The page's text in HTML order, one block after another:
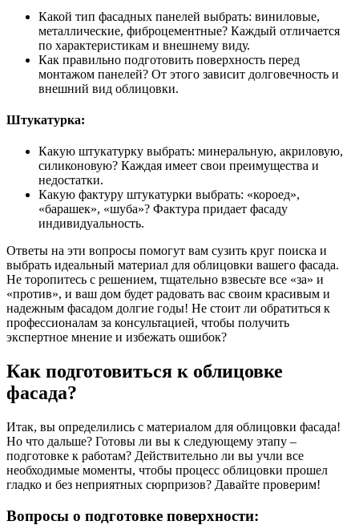
Какой тип фасадных панелей выбрать: виниловые,
металлические, фиброцементные? Каждый отличается
по характеристикам и внешнему виду.
Как правильно подготовить поверхность перед
монтажом панелей? От этого зависит долговечность и
внешний вид облицовки.
Штукатурка:
Какую штукатурку выбрать: минеральную, акриловую,
силиконовую? Каждая имеет свои преимущества и
недостатки.
Какую фактуру штукатурки выбрать: «короед»,
«барашек», «шуба»? Фактура придает фасаду
индивидуальность.
Ответы на эти вопросы помогут вам сузить круг поиска и
выбрать идеальный материал для облицовки вашего фасада.
Не торопитесь с решением, тщательно взвесьте все «за» и
«против», и ваш дом будет радовать вас своим красивым и
надежным фасадом долгие годы! Не стоит ли обратиться к
профессионалам за консультацией, чтобы получить
экспертное мнение и избежать ошибок?
Как подготовиться к облицовке
фасада?
Итак, вы определились с материалом для облицовки фасада!
Но что дальше? Готовы ли вы к следующему этапу –
подготовке к работам? Действительно ли вы учли все
необходимые моменты, чтобы процесс облицовки прошел
гладко и без неприятных сюрпризов? Давайте проверим!
Вопросы о подготовке поверхности: